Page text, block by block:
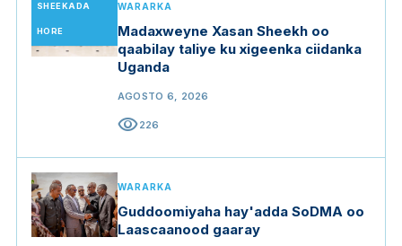
SHEEKADA
HORE
WARARKA
Madaxweyne Xasan Sheekh oo
qaabilay taliye ku xigeenka ciidanka
Uganda
AGOSTO 6, 2026
visibility226
WARARKA
Guddoomiyaha hay'adda SoDMA oo
Laascaanood gaaray